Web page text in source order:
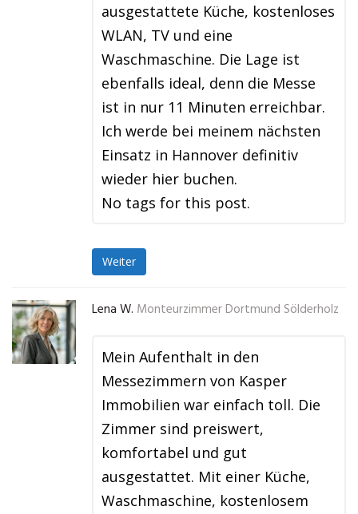
ausgestattete Küche, kostenloses
WLAN, TV und eine
Waschmaschine. Die Lage ist
ebenfalls ideal, denn die Messe
ist in nur 11 Minuten erreichbar.
Ich werde bei meinem nächsten
Einsatz in Hannover definitiv
wieder hier buchen.
No tags for this post.
Weiter
Lena W. Monteurzimmer Dortmund Sölderholz
Mein Aufenthalt in den
Messezimmern von Kasper
Immobilien war einfach toll. Die
Zimmer sind preiswert,
komfortabel und gut
ausgestattet. Mit einer Küche,
Waschmaschine, kostenlosem